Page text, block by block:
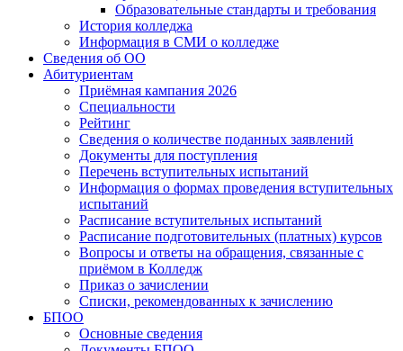
Образовательные стандарты и требования
История колледжа
Информация в СМИ о колледже
Сведения об ОО
Абитуриентам
Приёмная кампания 2026
Специальности
Рейтинг
Сведения о количестве поданных заявлений
Документы для поступления
Перечень вступительных испытаний
Информация о формах проведения вступительных
испытаний
Расписание вступительных испытаний
Расписание подготовительных (платных) курсов
Вопросы и ответы на обращения, связанные с
приёмом в Колледж
Приказ о зачислении
Списки, рекомендованных к зачислению
БПОО
Основные сведения